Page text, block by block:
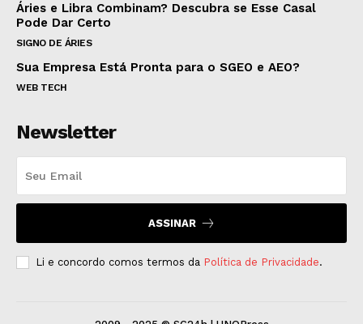
Áries e Libra Combinam? Descubra se Esse Casal
Pode Dar Certo
SIGNO DE ÁRIES
Sua Empresa Está Pronta para o SGEO e AEO?
WEB TECH
Newsletter
ASSINAR
Li e concordo comos termos da Política de Privacidade.